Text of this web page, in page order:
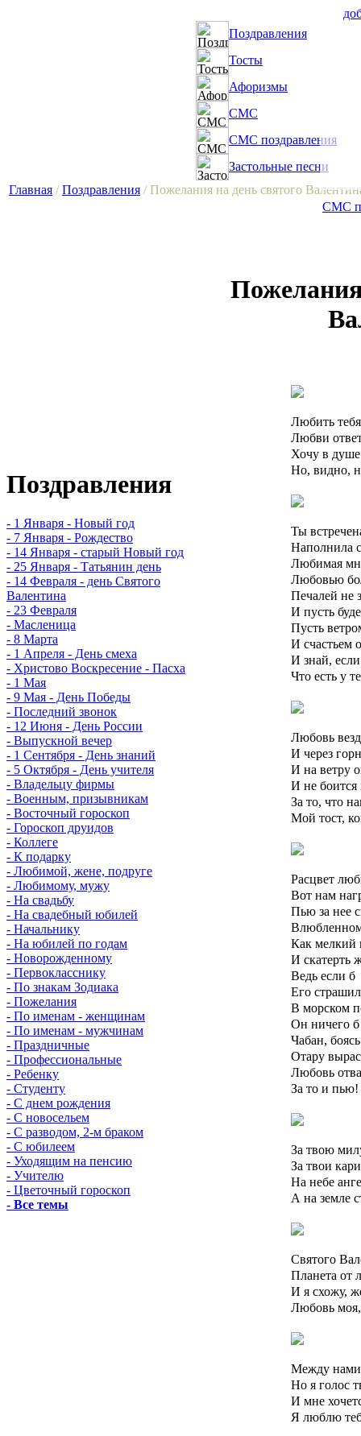
Поздравления
Тосты
Афоризмы
СМС
СМС поздравления
Застольные песни
Главная /Поздравления / Пожелания на день святого
Поздравления
- 1 Января - Новый год
- 7 Января - Рождество
- 14 Января - старый Новый год
- 25 Января - Татьянин день
- 14 Февраля - день Святого
Валентина
- 23 Февраля
- Масленица
- 8 Марта
- 1 Апреля - День смеха
- Христово Воскресение - Пасха
- 1 Мая
- 9 Мая - День Победы
- Последний звонок
- 12 Июня - День России
- Выпускной вечер
- 1 Сентября - День знаний
- 5 Октября - День учителя
- Владельцу фирмы
- Военным, призывникам
- Восточный гороскоп
- Гороскоп друидов
- Коллеге
- К подарку
- Любимой, жене, подруге
- Любимому, мужу
- На свадьбу
- На свадебный юбилей
- Начальнику
- На юбилей по годам
- Новорожденному
- Первокласснику
- По знакам Зодиака
- Пожелания
- По именам - женщинам
- По именам - мужчинам
- Праздничные
- Профессиональные
- Ребенку
- Студенту
- С днем рождения
- С новосельем
- С разводом, 2-м браком
- С юбилеем
- Уходящим на пенсию
- Учителю
- Цветочный гороскоп
- Все темы
СМС
Пожелания
Любить
Любви
Хочу в душе
Но, видно,
Ты
Наполнила
Любимая
Любовью
Печалей не
И пусть
Пусть
И счастьем
И знай, если
Что есть у
Любовь
И через
И на ветру
И не
За то, что
Мой тост,
Расцвет
Вот нам
Пью за нее
Как мелкий
И скатерть
Ведь если б
Его
В морском
Он ничего
Чабан,
Отару
Любовь
За то и пью!
За твою
За твои
На небе
А на земле
Святого
Планета от
И я схожу,
Любовь моя,
Между нами
Но я голос
И мне
Я люблю